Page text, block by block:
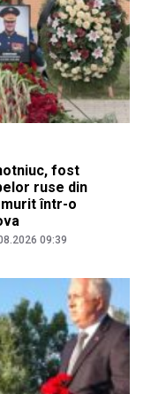
fost
ruse din
într-o
09:39